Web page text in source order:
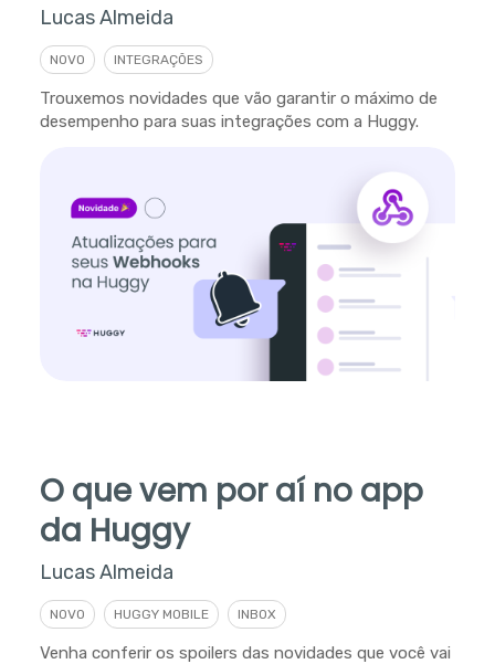
Lucas Almeida
NOVO INTEGRAÇÕES
Trouxemos novidades que vão garantir o máximo de
desempenho para suas integrações com a Huggy.
O que vem por aí no app
da Huggy
Lucas Almeida
NOVO HUGGY MOBILE INBOX
Venha conferir os spoilers das novidades que você vai